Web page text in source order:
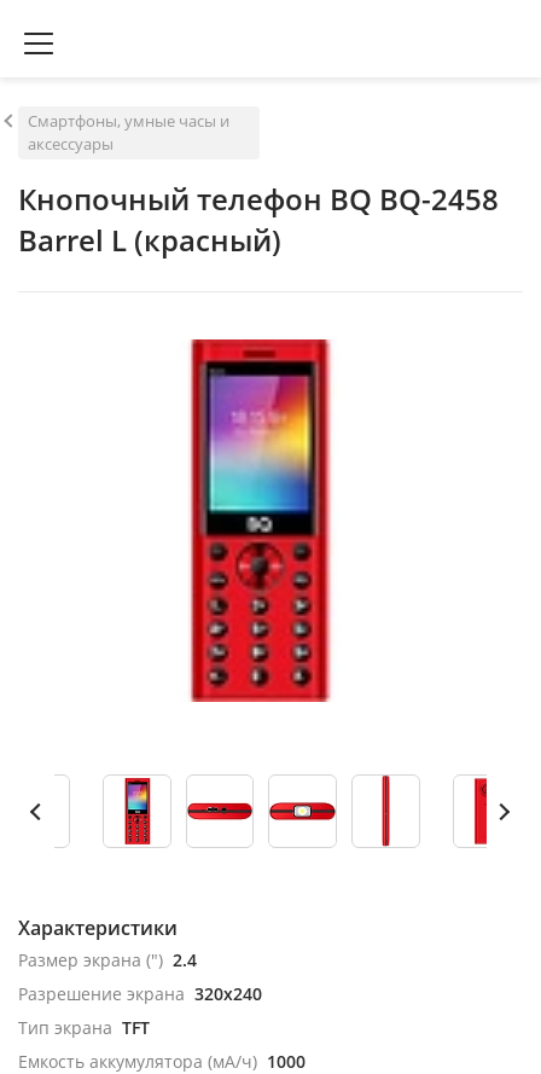
Смартфоны, умные часы и
аксессуары
Кнопочный телефон BQ BQ-2458
Barrel L (красный)
Характеристики
Размер экрана (") 2.4
Разрешение экрана 320x240
Тип экрана TFT
Емкость аккумулятора (мА/ч) 1000